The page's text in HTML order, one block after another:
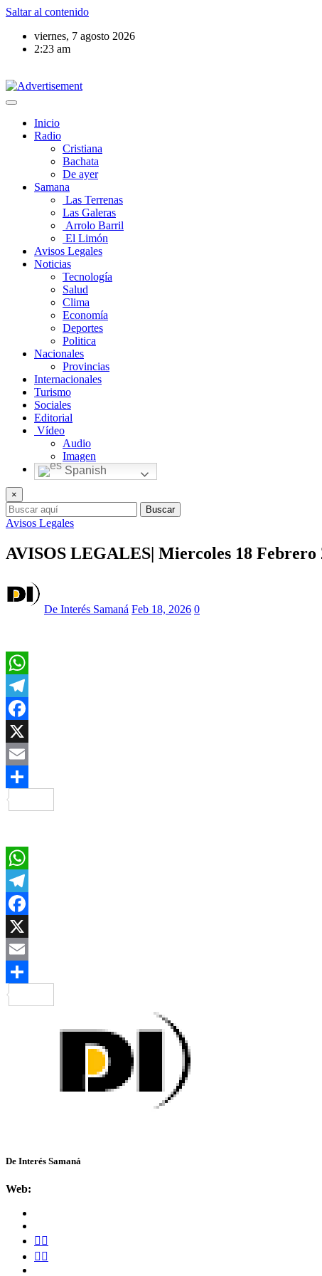
Saltar al contenido
viernes, 7 agosto 2026
2:23 am
Inicio
Radio
Cristiana
Bachata
De ayer
Samana
Las Terrenas
Las Galeras
Arrolo Barril
El Limón
Avisos Legales
Noticias
Tecnología
Salud
Clima
Economía
Deportes
Politica
Nacionales
Provincias
Internacionales
Turismo
Sociales
Editorial
Vídeo
Audio
Imagen
Spanish
×
Buscar
Avisos Legales
AVISOS LEGALES| Miercoles 18
De Interés Samaná Feb 18, 2026 0
WhatsApp
Telegram
Facebook
X
Email
WhatsApp
Telegram
Facebook
X
Email
De Interés Samaná
Web: